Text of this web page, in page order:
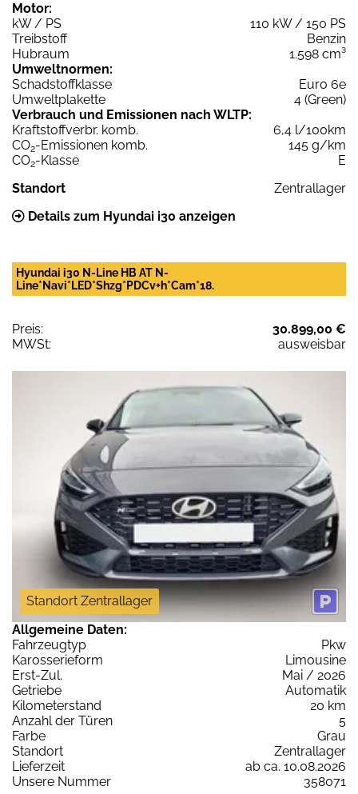
Motor:
kW / PS
110 kW / 150 PS
Treibstoff
Benzin
Hubraum
1.598 cm³
Umweltnormen:
Schadstoffklasse
Euro 6e
Umweltplakette
4 (Green)
Verbrauch und Emissionen nach WLTP:
Kraftstoffverbr. komb.
6,4 l/100km
CO2-Emissionen komb.
145 g/km
CO2-Klasse
E
Standort
Zentrallager
Details zum Hyundai i30 anzeigen
Hyundai i30 N-Line HB AT N-
Line*Navi*LED*Shzg*PDCv+h*Cam*18.
Preis:
30.899,00 €
MWSt:
ausweisbar
Standort Zentrallager
Allgemeine Daten:
Fahrzeugtyp
Pkw
Karosserieform
Limousine
Erst-Zul.
Mai / 2026
Getriebe
Automatik
Kilometerstand
20 km
Anzahl der Türen
5
Farbe
Grau
Standort
Zentrallager
Lieferzeit
ab ca. 10.08.2026
Unsere Nummer
358071